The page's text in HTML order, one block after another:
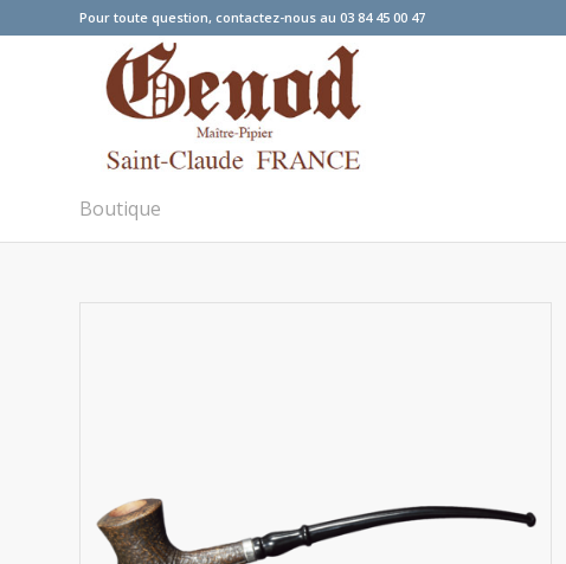
Pour toute question, contactez-nous au 03 84 45 00 47
Boutique